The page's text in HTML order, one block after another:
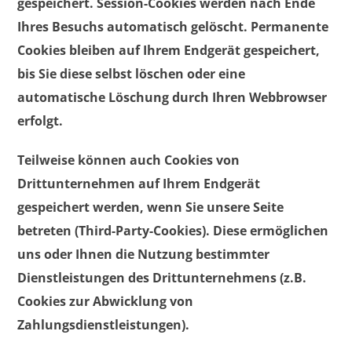
Ihres Besuchs automatisch gelöscht. Permanente
Cookies bleiben auf Ihrem Endgerät gespeichert,
bis Sie diese selbst löschen oder eine
automatische Löschung durch Ihren Webbrowser
erfolgt.
Teilweise können auch Cookies von
Drittunternehmen auf Ihrem Endgerät
gespeichert werden, wenn Sie unsere Seite
betreten (Third-Party-Cookies). Diese ermöglichen
uns oder Ihnen die Nutzung bestimmter
Dienstleistungen des Drittunternehmens (z.B.
Cookies zur Abwicklung von
Zahlungsdienstleistungen).